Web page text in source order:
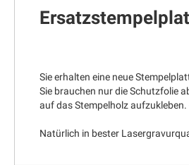
Sie erhalten eine neue
Sie brauchen nur die Schutzfolie
auf das Stempelholz aufzukleben.
Natürlich in bester